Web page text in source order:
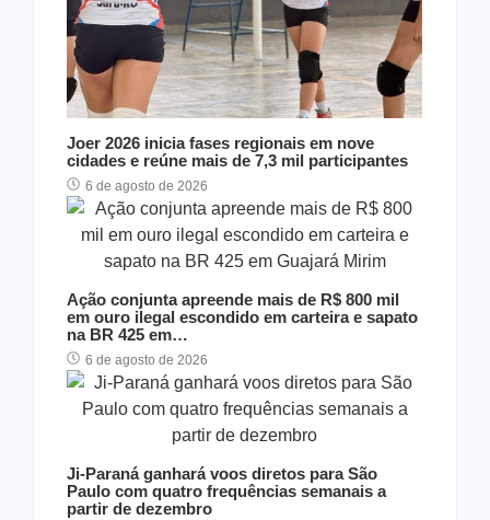
Joer 2026 inicia fases regionais em nove
cidades e reúne mais de 7,3 mil participantes
6 de agosto de 2026
Ação conjunta apreende mais de R$ 800 mil
em ouro ilegal escondido em carteira e sapato
na BR 425 em…
6 de agosto de 2026
Ji-Paraná ganhará voos diretos para São
Paulo com quatro frequências semanais a
partir de dezembro